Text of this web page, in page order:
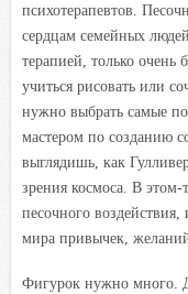
психотерапевтов.
сердцам семейных
терапией, только
учиться рисовать или
нужно выбрать самые
мастером по созданию
выглядишь, как
зрения космоса. В этом-
песочного воздействия,
мира привычек,
Фигурок нужно много.